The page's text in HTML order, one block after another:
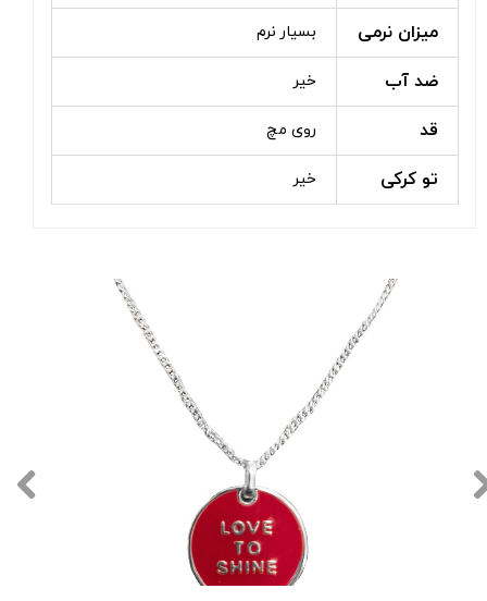
میزان نرمی بسیار نرم
ضد آب خیر
قد روی مچ
تو کرکی خیر